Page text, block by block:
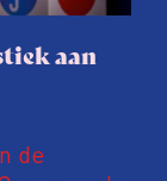
aan
de